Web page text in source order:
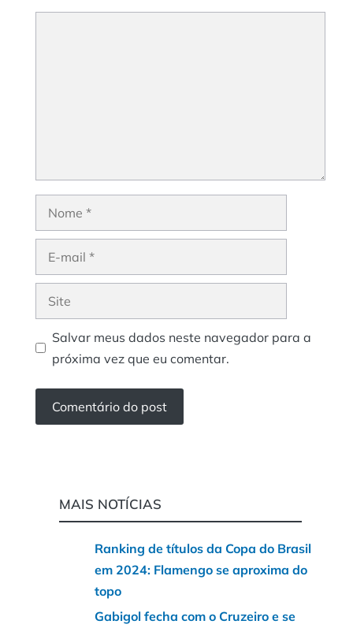
Salvar meus dados neste navegador para a
próxima vez que eu comentar.
MAIS NOTÍCIAS
Ranking de títulos da Copa do Brasil
em 2024: Flamengo se aproxima do
topo
Gabigol fecha com o Cruzeiro e se